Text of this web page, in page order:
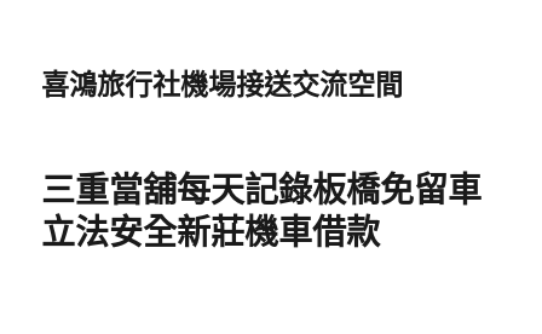
喜鴻旅行社機場接送交流空間
三重當舖每天記錄板橋免留車
立法安全新莊機車借款